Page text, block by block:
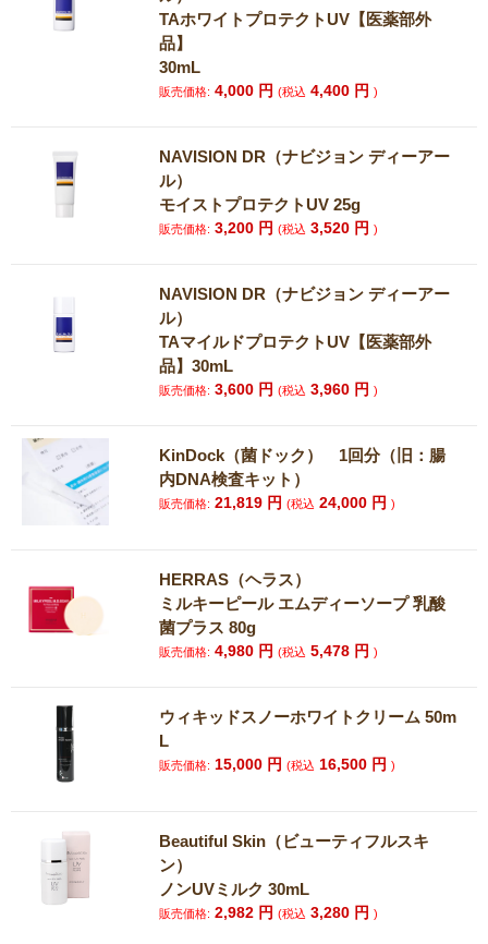
TAホワイトプロテクトUV【医薬部外
品】
30mL
販売価格: 4,000 円(税込 4,400 円)
NAVISION DR（ナビジョン ディーアー
ル）
モイストプロテクトUV 25g
販売価格: 3,200 円(税込 3,520 円)
NAVISION DR（ナビジョン ディーアー
ル）
TAマイルドプロテクトUV【医薬部外
品】30mL
販売価格: 3,600 円(税込 3,960 円)
KinDock（菌ドック） 1回分（旧：腸
内DNA検査キット）
販売価格: 21,819 円(税込 24,000 円)
HERRAS（ヘラス）
ミルキーピール エムディーソープ 乳酸
菌プラス 80g
販売価格: 4,980 円(税込 5,478 円)
ウィキッドスノーホワイトクリーム 50m
L
販売価格: 15,000 円(税込 16,500 円)
Beautiful Skin（ビューティフルスキ
ン）
ノンUVミルク 30mL
販売価格: 2,982 円(税込 3,280 円)